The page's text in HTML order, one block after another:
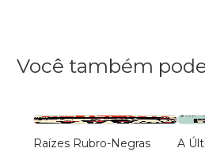
Você também
Raízes Rubro-Negras
A